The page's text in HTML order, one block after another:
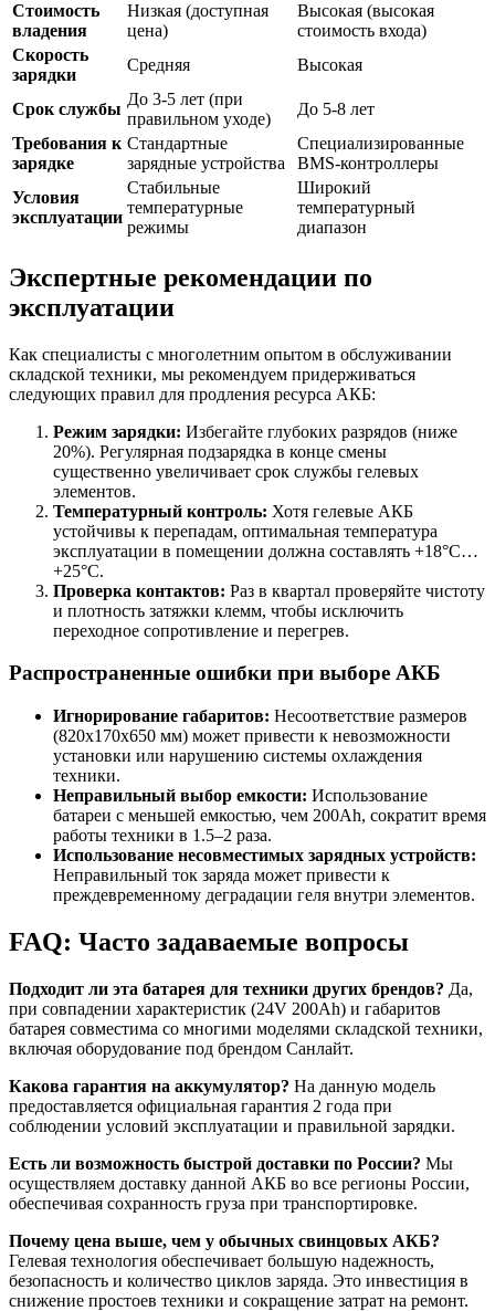
Стоимость
владения
Низкая (доступная
цена)
Высокая (высокая
стоимость входа)
Скорость
зарядки
Средняя Высокая
Срок службы
До 3-5 лет (при
правильном уходе)
До 5-8 лет
Требования к
зарядке
Стандартные
зарядные устройства
Специализированные
BMS-контроллеры
Условия
эксплуатации
Стабильные
температурные
режимы
Широкий
температурный
диапазон
Экспертные рекомендации по
эксплуатации
Как специалисты с многолетним опытом в обслуживании
складской техники, мы рекомендуем придерживаться
следующих правил для продления ресурса АКБ:
Режим зарядки: Избегайте глубоких разрядов (ниже
20%). Регулярная подзарядка в конце смены
существенно увеличивает срок службы гелевых
элементов.
Температурный контроль: Хотя гелевые АКБ
устойчивы к перепадам, оптимальная температура
эксплуатации в помещении должна составлять +18°C…
+25°C.
Проверка контактов: Раз в квартал проверяйте чистоту
и плотность затяжки клемм, чтобы исключить
переходное сопротивление и перегрев.
Распространенные ошибки при выборе АКБ
Игнорирование габаритов: Несоответствие размеров
(820х170х650 мм) может привести к невозможности
установки или нарушению системы охлаждения
техники.
Неправильный выбор емкости: Использование
батареи с меньшей емкостью, чем 200Ah, сократит время
работы техники в 1.5–2 раза.
Использование несовместимых зарядных устройств:
Неправильный ток заряда может привести к
преждевременному деградации геля внутри элементов.
FAQ: Часто задаваемые вопросы
Подходит ли эта батарея для техники других брендов? Да,
при совпадении характеристик (24V 200Ah) и габаритов
батарея совместима со многими моделями складской техники,
включая оборудование под брендом Санлайт.
Какова гарантия на аккумулятор? На данную модель
предоставляется официальная гарантия 2 года при
соблюдении условий эксплуатации и правильной зарядки.
Есть ли возможность быстрой доставки по России? Мы
осуществляем доставку данной АКБ во все регионы России,
обеспечивая сохранность груза при транспортировке.
Почему цена выше, чем у обычных свинцовых АКБ?
Гелевая технология обеспечивает большую надежность,
безопасность и количество циклов заряда. Это инвестиция в
снижение простоев техники и сокращение затрат на ремонт.